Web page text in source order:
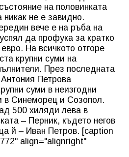
на половинката
не е завидно.
вече е на ръба на
да профука за кратко
На всичкото отгоре
крупни суми на
През последната
Петрова
суми в неизгодни
в Синеморец и Созопол.
500 хиляди лева в
– Перник, където негов
й – Иван Петров. [caption
align="alignright"